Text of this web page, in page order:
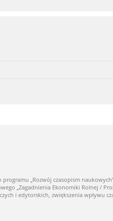
„Rozwój czasopism
„Zagadnienia Ekonomiki Rolnej /
i edytorskich, zwiększenia wpływu